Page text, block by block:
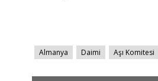
Almanya Daimi Aşı Komitesi